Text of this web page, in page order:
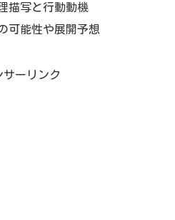
描写と行動動機
可能性や展開予想
サーリンク